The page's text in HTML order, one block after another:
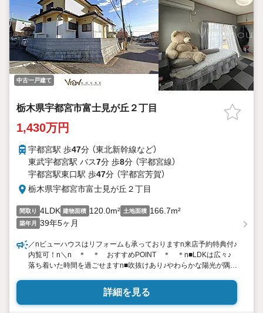
中古一戸建て
栃木県宇都宮市富士見が丘２丁目
1,430万円
宇都宮駅 歩47分 （東北新幹線など）
東武宇都宮駅 バス7分 歩8分 （宇都宮線）
宇都宮駅東口駅 歩47分 （宇都宮芳賀）
栃木県宇都宮市富士見が丘２丁目
間取り 4LDK 建物面積 120.0m² 土地面積 166.7m²
築年月 39年5ヶ月
／nビューハウスはリフォームも承っておりますn来店予約特典付♪
内覧可！n＼n ＊ ＊ おすすめPOINT ＊ ＊n■LDKは広々♪
落ち着いた時間を過ごせますn■吹抜けあり♪やわらかな陽光が隅々
りますn■居室すべて南向き♪明るさ確保！n ＊ ＊ 周辺施設
＊ ＊n■宇都宮富士見ヶ丘郵便局…徒歩で約6分n■ヤマザキデイ
リーストアー那須野屋店…徒歩で約8分n■コメリハード＆グリー
詳細を見る